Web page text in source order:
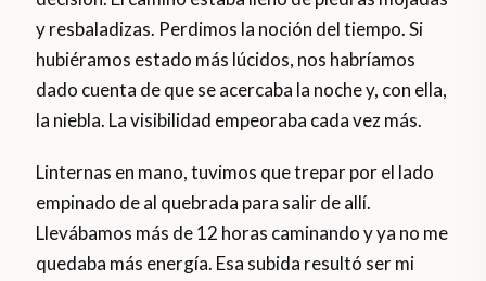
y resbaladizas. Perdimos la noción del tiempo. Si
hubiéramos estado más lúcidos, nos habríamos
dado cuenta de que se acercaba la noche y, con ella,
la niebla. La visibilidad empeoraba cada vez más.
Linternas en mano, tuvimos que trepar por el lado
empinado de al quebrada para salir de allí.
Llevábamos más de 12 horas caminando y ya no me
quedaba más energía. Esa subida resultó ser mi